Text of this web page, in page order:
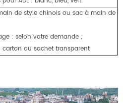
de style chinois ou sac à main de
: selon votre demande ;
carton ou sachet transparent